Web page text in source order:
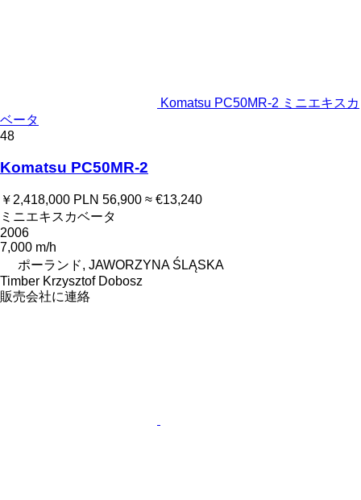
Komatsu PC50MR-2 ミニエキスカ
ベータ
48
Komatsu PC50MR-2
￥2,418,000 PLN 56,900 ≈ €13,240
ミニエキスカベータ
2006
7,000 m/h
ポーランド, JAWORZYNA ŚLĄSKA
Timber Krzysztof Dobosz
販売会社に連絡